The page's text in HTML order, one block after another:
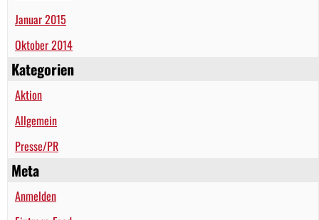
Januar 2015
Oktober 2014
Kategorien
Aktion
Allgemein
Presse/PR
Meta
Anmelden